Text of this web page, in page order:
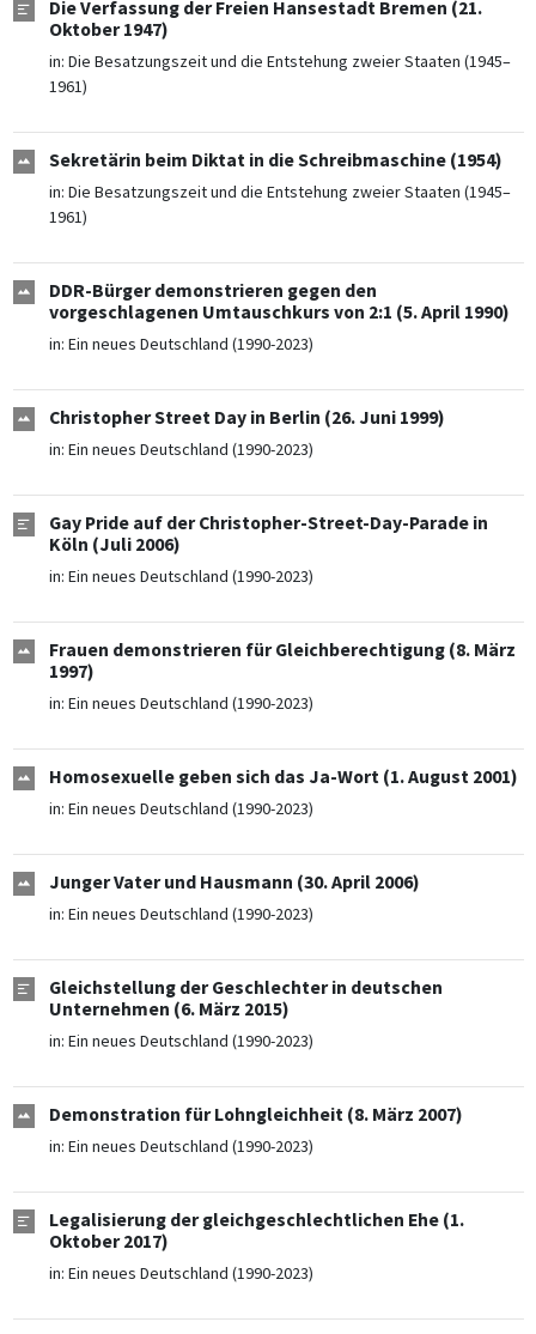
Die Verfassung der Freien Hansestadt Bremen (21.
Oktober 1947)
in: Die Besatzungszeit und die Entstehung zweier Staaten (1945–
1961)
Sekretärin beim Diktat in die Schreibmaschine (1954)
in: Die Besatzungszeit und die Entstehung zweier Staaten (1945–
1961)
DDR-Bürger demonstrieren gegen den
vorgeschlagenen Umtauschkurs von 2:1 (5. April 1990)
in: Ein neues Deutschland (1990-2023)
Christopher Street Day in Berlin (26. Juni 1999)
in: Ein neues Deutschland (1990-2023)
Gay Pride auf der Christopher-Street-Day-Parade in
Köln (Juli 2006)
in: Ein neues Deutschland (1990-2023)
Frauen demonstrieren für Gleichberechtigung (8. März
1997)
in: Ein neues Deutschland (1990-2023)
Homosexuelle geben sich das Ja-Wort (1. August 2001)
in: Ein neues Deutschland (1990-2023)
Junger Vater und Hausmann (30. April 2006)
in: Ein neues Deutschland (1990-2023)
Gleichstellung der Geschlechter in deutschen
Unternehmen (6. März 2015)
in: Ein neues Deutschland (1990-2023)
Demonstration für Lohngleichheit (8. März 2007)
in: Ein neues Deutschland (1990-2023)
Legalisierung der gleichgeschlechtlichen Ehe (1.
Oktober 2017)
in: Ein neues Deutschland (1990-2023)